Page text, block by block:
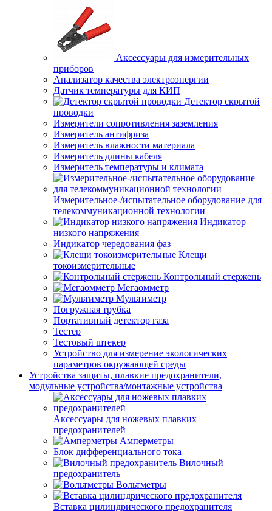
Аксессуары для измерительных
приборов
Анализатор качества электроэнергии
Датчик температуры для КИП
Детектор скрытой
проводки
Измерители сопротивления заземления
Измеритель антифриза
Измеритель влажности материала
Измеритель длины кабеля
Измеритель температуры и климата
Измерительное-/испытательное оборудование для
телекоммуникационной технологии
Индикатор
низкого напряжения
Индикатор чередования фаз
Клещи
токоизмерительные
Контрольный стержень
Мегаомметр
Мультиметр
Погружная трубка
Портативный детектор газа
Тестер
Тестовый штекер
Устройство для измерение экологических
параметров окружающей среды
Устройства защиты, плавкие предохранители,
модульные устройства/монтажные устройства
Аксессуары для ножевых плавких
предохранителей
Амперметры
Блок дифференциального тока
Вилочный
предохранитель
Вольтметры
Вставка цилиндрического предохранителя